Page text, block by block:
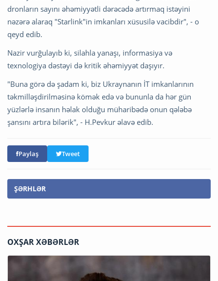
dronların sayını əhəmiyyətli dərəcədə artırmaq istəyini
nəzərə alaraq "Starlink"in imkanları xüsusilə vacibdir", - o
qeyd edib.
Nazir vurğulayıb ki, silahla yanaşı, informasiya və
texnologiya dəstəyi də kritik əhəmiyyət daşıyır.
"Buna görə də şadam ki, biz Ukraynanın İT imkanlarının
təkmilləşdirilməsinə kömək edə və bununla da hər gün
yüzlərlə insanın həlak olduğu müharibədə onun qələbə
şansını artıra bilərik", - H.Pevkur əlavə edib.
Paylaş Tweet
ŞƏRHLƏR
OXŞAR XƏBƏRLƏR